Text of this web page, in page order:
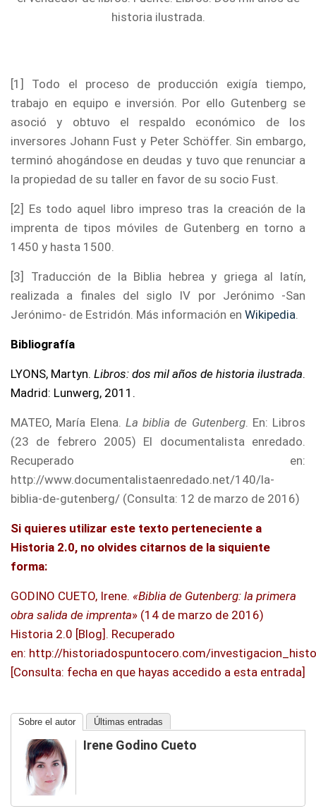
historia ilustrada.
[1] Todo el proceso de producción exigía tiempo,
trabajo en equipo e inversión. Por ello Gutenberg se
asoció y obtuvo el respaldo económico de los
inversores Johann Fust y Peter Schöffer. Sin embargo,
terminó ahogándose en deudas y tuvo que renunciar a
la propiedad de su taller en favor de su socio Fust.
[2] Es todo aquel libro impreso tras la creación de la
imprenta de tipos móviles de Gutenberg en torno a
1450 y hasta 1500.
[3] Traducción de la Biblia hebrea y griega al latín,
realizada a finales del siglo IV por Jerónimo -San
Jerónimo- de Estridón. Más información en Wikipedia
Bibliografía
LYONS, Martyn. Libros: dos mil años de historia ilustrada.
Madrid: Lunwerg, 2011.
MATEO, María Elena. La biblia de Gutenberg. En: Libros
(23 de febrero 2005) El documentalista enredado.
Recuperado en:
http://www.documentalistaenredado.net/140/la-
biblia-de-gutenberg/ (Consulta: 12 de marzo de 2016)
Si quieres utilizar este texto perteneciente a
Historia 2.0, no olvides citarnos de la siquiente
forma:
GODINO CUETO, Irene. «Biblia de Gutenberg: la primera
obra salida de imprenta» (14 de marzo de 2016)
Historia 2.0 [Blog]. Recuperado
en: http://historiadospuntocero.com/
[Consulta: fecha en que hayas accedido a esta entrada]
Sobre el autor Últimas entradas
Irene Godino Cueto